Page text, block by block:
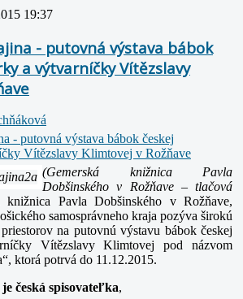
19:37
- putovná výstava bábok
a výtvarníčky Vítězslavy
(Gemerská knižnica Pavla
Dobšinského v Rožňave – tlačová
knižnica Pavla Dobšinského v Rožňave,
samosprávneho kraja pozýva širokú
na putovnú výstavu bábok českej
Vítězslavy Klimtovej pod názvom
ktorá potrvá do 11.12.2015.
česká spisovateľka,